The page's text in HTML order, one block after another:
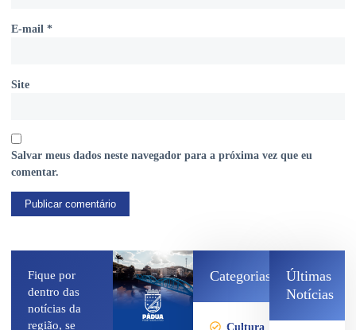
E-mail *
Site
Salvar meus dados neste navegador para a próxima vez que eu
comentar.
Fique por
dentro das
notícias da
região, se
Categorias
Cultura
Últimas
Notícias